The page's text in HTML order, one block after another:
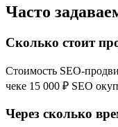
Часто
Сколько стоит
Стоимость SEO-
чеке 15 000 ₽ SEO
Через сколько